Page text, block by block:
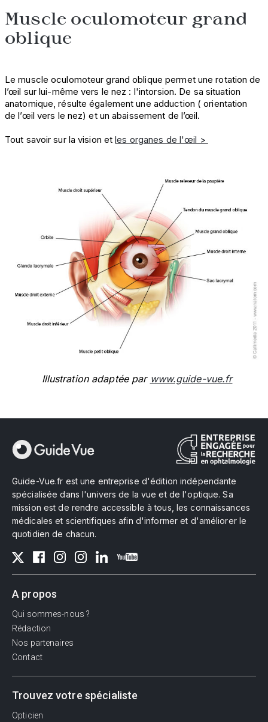
Muscle oculomoteur grand
oblique
Le muscle oculomoteur grand oblique permet une rotation de
l’œil sur lui-même vers le nez : l'intorsion. De sa situation
anatomique, résulte également une adduction ( orientation
de l’œil vers le nez) et un abaissement de l’œil.
Tout savoir sur la vision etles organes de l'œil >
Illustration adaptée par www.guide-vue.fr
Guide-Vue.fr est une entreprise d'édition indépendante
spécialisée dans l'univers de la vue et de l'optique. Sa
mission est de rendre accessible à tous, les connaissances
médicales et scientifiques afin d'informer et d'améliorer le
quotidien de chacun.
A propos
Qui sommes-nous ?
Rédaction
Nos partenaires
Contact
Trouvez votre spécialiste
Opticien